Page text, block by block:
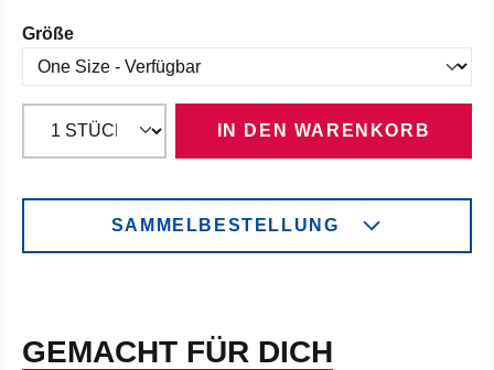
Größeauswählen
IN DEN WARENKORB
SAMMELBESTELLUNG
GEMACHT FÜR DICH